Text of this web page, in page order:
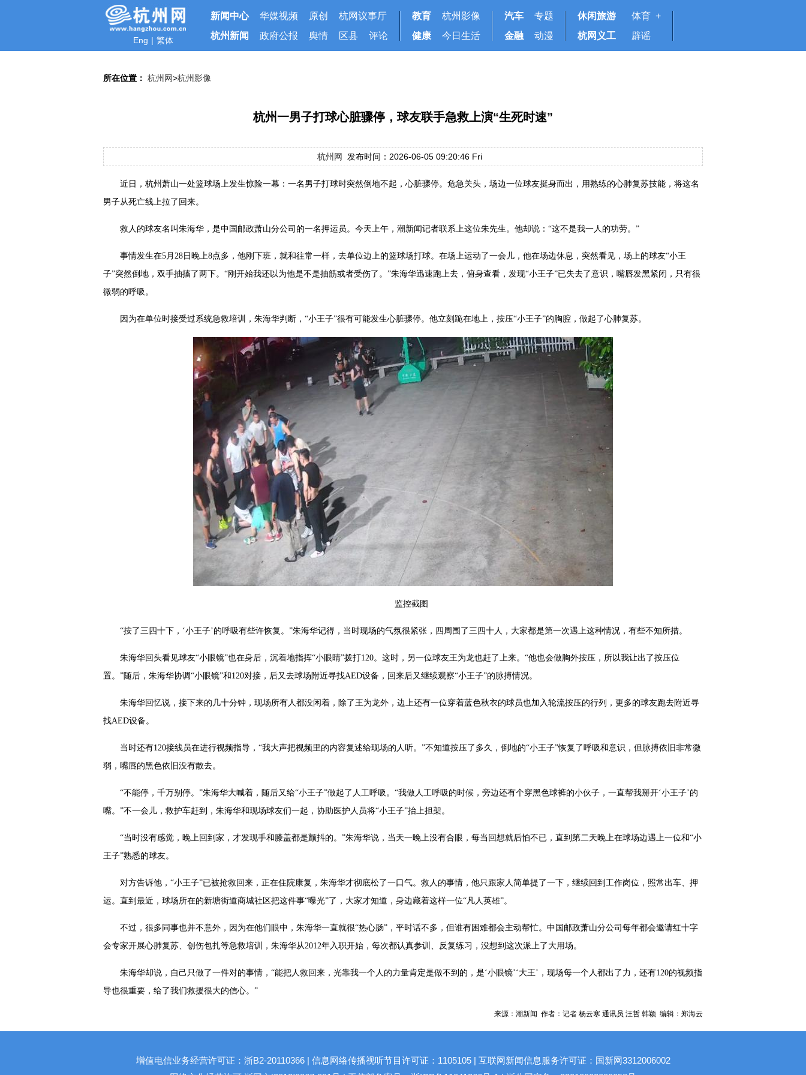
Eng | 繁体
新闻中心 华媒视频 原创
杭网议事厅
杭州新闻
政府公报 舆情 区县 评论
教育
杭州影像
健康
今日生活
汽车
专题
金融
动漫
休闲旅游
体育 +
杭网义工
辟谣
所在位置： 杭州网>杭州影像
杭州一男子打球心脏骤停，球友联手急救上演“生死时速”
杭州网 发布时间：2026-06-05 09:20:46 Fri
近日，杭州萧山一处篮球场上发生惊险一幕：一名男子打球时突然倒地不起，心脏骤停。危急关头，场边一位球友挺身而出，用熟练的心肺复苏技能，将这名
男子从死亡线上拉了回来。
救人的球友名叫朱海华，是中国邮政萧山分公司的一名押运员。今天上午，潮新闻记者联系上这位朱先生。他却说：“这不是我一人的功劳。”
事情发生在5月28日晚上8点多，他刚下班，就和往常一样，去单位边上的篮球场打球。在场上运动了一会儿，他在场边休息，突然看见，场上的球友“小王
子”突然倒地，双手抽搐了两下。“刚开始我还以为他是不是抽筋或者受伤了。”朱海华迅速跑上去，俯身查看，发现“小王子”已失去了意识，嘴唇发黑紧闭，只有很
微弱的呼吸。
因为在单位时接受过系统急救培训，朱海华判断，“小王子”很有可能发生心脏骤停。他立刻跪在地上，按压“小王子”的胸腔，做起了心肺复苏。
监控截图
“按了三四十下，‘小王子’的呼吸有些许恢复。”朱海华记得，当时现场的气氛很紧张，四周围了三四十人，大家都是第一次遇上这种情况，有些不知所措。
朱海华回头看见球友“小眼镜”也在身后，沉着地指挥“小眼睛”拨打120。这时，另一位球友王为龙也赶了上来。“他也会做胸外按压，所以我让出了按压位
置。”随后，朱海华协调“小眼镜”和120对接，后又去球场附近寻找AED设备，回来后又继续观察“小王子”的脉搏情况。
朱海华回忆说，接下来的几十分钟，现场所有人都没闲着，除了王为龙外，边上还有一位穿着蓝色秋衣的球员也加入轮流按压的行列，更多的球友跑去附近寻
找AED设备。
当时还有120接线员在进行视频指导，“我大声把视频里的内容复述给现场的人听。”不知道按压了多久，倒地的“小王子”恢复了呼吸和意识，但脉搏依旧非常微
弱，嘴唇的黑色依旧没有散去。
“不能停，千万别停。”朱海华大喊着，随后又给“小王子”做起了人工呼吸。“我做人工呼吸的时候，旁边还有个穿黑色球裤的小伙子，一直帮我掰开‘小王子’的
嘴。”不一会儿，救护车赶到，朱海华和现场球友们一起，协助医护人员将“小王子”抬上担架。
“当时没有感觉，晚上回到家，才发现手和膝盖都是颤抖的。”朱海华说，当天一晚上没有合眼，每当回想就后怕不已，直到第二天晚上在球场边遇上一位和“小
王子”熟悉的球友。
对方告诉他，“小王子”已被抢救回来，正在住院康复，朱海华才彻底松了一口气。救人的事情，他只跟家人简单提了一下，继续回到工作岗位，照常出车、押
运。直到最近，球场所在的新塘街道商城社区把这件事“曝光”了，大家才知道，身边藏着这样一位“凡人英雄”。
不过，很多同事也并不意外，因为在他们眼中，朱海华一直就很“热心肠”，平时话不多，但谁有困难都会主动帮忙。中国邮政萧山分公司每年都会邀请红十字
会专家开展心肺复苏、创伤包扎等急救培训，朱海华从2012年入职开始，每次都认真参训、反复练习，没想到这次派上了大用场。
朱海华却说，自己只做了一件对的事情，“能把人救回来，光靠我一个人的力量肯定是做不到的，是‘小眼镜’‘大王’，现场每一个人都出了力，还有120的视频指
导也很重要，给了我们救援很大的信心。”
来源：潮新闻 作者：记者 杨云寒 通讯员 汪哲 韩颖 编辑：郑海云
增值电信业务经营许可证：浙B2-20110366 | 信息网络传播视听节目许可证：1105105 | 互联网新闻信息服务许可证：国新网3312006002